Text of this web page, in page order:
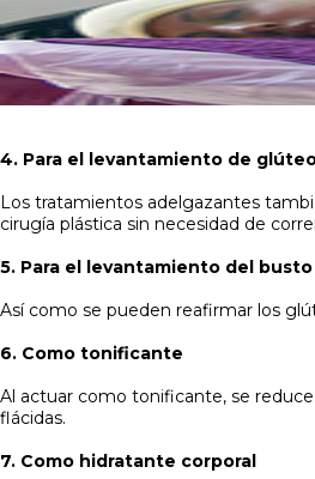
4. Para el levantamiento de
Los tratamientos adelgazantes
cirugía plástica sin necesidad de
5. Para el levantamiento del busto
Así como se pueden reafirmar los
6. Como tonificante
Al actuar como tonificante, se
flácidas.
7. Como hidratante corporal